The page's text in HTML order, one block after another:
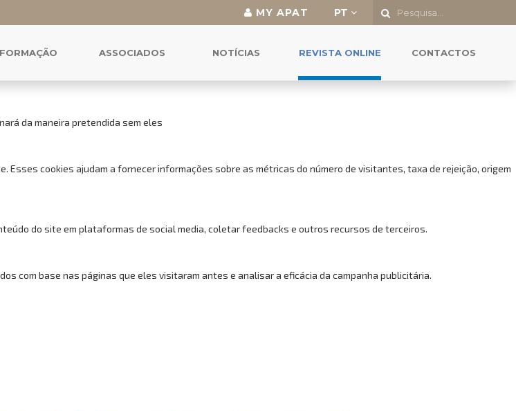
este website.
uma boa experiência de navegação e acesso a todas as funcionalidades.
da maneira pretendida sem eles
cookies ajudam a fornecer informações sobre as métricas do número de visitantes, taxa de rejeição, origem
do site em plataformas de social media, coletar feedbacks e outros recursos de terceiros.
com base nas páginas que eles visitaram antes e analisar a eficácia da campanha publicitária.
MY APAT PT
FORMAÇÃO ASSOCIADOS NOTÍCIAS REVISTA ONLINE CONTACTOS